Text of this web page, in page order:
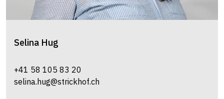
Selina Hug
+41 58 105 83 20
selina.hug@strickhof.ch